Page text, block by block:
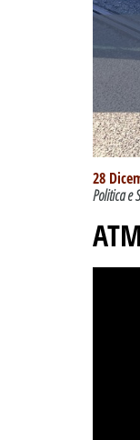
28
Politica e